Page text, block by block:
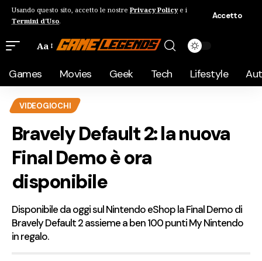
Usando questo sito, accetto le nostre Privacy Policye i
Termini d'Uso.
Accetto
Aa
Games Movies Geek Tech Lifestyle
VIDEOGIOCHI
Bravely Default 2: la nuova
Final Demo è ora
disponibile
Disponibile da oggi sul Nintendo eShop la Final Demo di
Bravely Default 2 assieme a ben 100 punti My Nintendo
in regalo.